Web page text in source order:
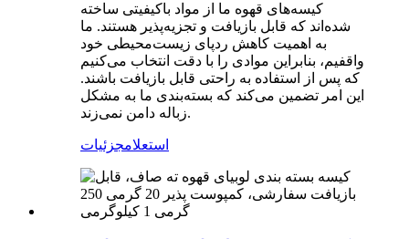
کیسه‌های قهوه ما از مواد باکیفیتی ساخته
شده‌اند که قابل بازیافت و تجزیه‌پذیر هستند. ما
به اهمیت کاهش ردپای زیست‌محیطی خود
واقفیم، بنابراین موادی را با دقت انتخاب می‌کنیم
که پس از استفاده به راحتی قابل بازیافت باشند.
این امر تضمین می‌کند که بسته‌بندی ما به مشکل
زباله دامن نمی‌زند.
استعلامجزئیات